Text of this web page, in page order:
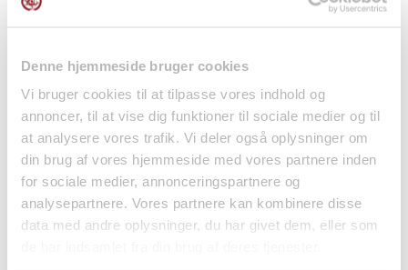
Denne hjemmeside bruger cookies
Vi bruger cookies til at tilpasse vores indhold og
annoncer, til at vise dig funktioner til sociale medier og til
at analysere vores trafik. Vi deler også oplysninger om
din brug af vores hjemmeside med vores partnere inden
for sociale medier, annonceringspartnere og
analysepartnere. Vores partnere kan kombinere disse
data med andre oplysninger, du har givet dem, eller som
Kemiri Nødder 100g
Lucullus
Tørvarer
Shin Ramyun Gourmet
Spicy Nudelsuppe
120g...
Nudler